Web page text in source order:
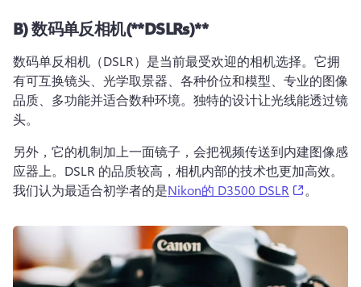
B)数码单反相机(**DSLRs)**
数码单反相机（DSLR）是当前最受欢迎的相机选择。它拥
有可互换镜头、光学取景器、各种价位和模型、专业的图像
品质、多功能并适合数种环境。独特的设计让光线能透过镜
头。
另外，它的机制加上一面镜子，会把视频传送到内建图像感
应器上。DSLR 的品质较高，相机内部的技术也更加高效。
我们认为最适合初学者的是Nikon的 D3500 DSLR 。